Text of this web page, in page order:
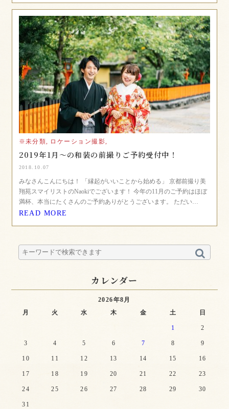
※未分類, ロケーション撮影,
2019年1月〜の和装の前撮りご予約受付中！
2018.10.07
みなさんこんにちは！ 「縁起がいいことから始める」 京都前撮り美
翔苑スマイリストのNaokiでございます！ 今年の11月のご予約はほぼ
満杯、本当にたくさんのご予約ありがとうございます。 ただい…
READ MORE
カレンダー
2026年8月
月
火 水 木 金 土 日
1 2
3 4 5 6 7 8 9
10 11 12 13 14 15 16
17 18 19 20 21 22 23
24 25 26 27 28 29 30
31